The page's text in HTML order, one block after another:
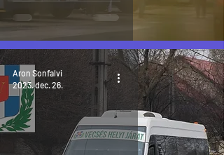
Aron Sonfalvi
2023. dec. 26.